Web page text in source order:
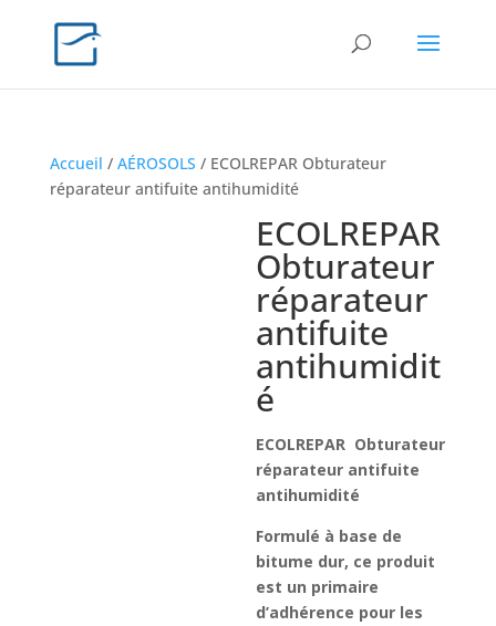
Accueil / AÉROSOLS / ECOLREPAR Obturateur
réparateur antifuite antihumidité
ECOLREPAR
Obturateur
réparateur
antifuite
antihumidit
é
ECOLREPAR Obturateur
réparateur antifuite
antihumidité
Formulé à base de
bitume dur, ce produit
est un primaire
d’adhérence pour les